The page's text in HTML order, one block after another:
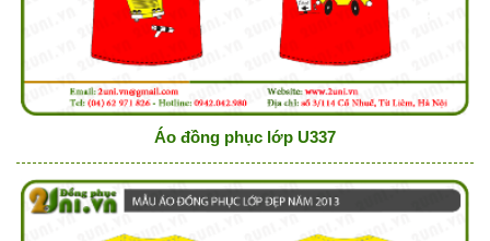
Áo đồng phục lớp U337